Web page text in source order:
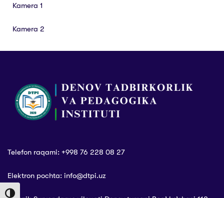
Toggle High Contrast
Kamera 1
Kamera 2
Telefon raqami: +998 76 228 08 27
Elektron pochta: info@dtpi.uz